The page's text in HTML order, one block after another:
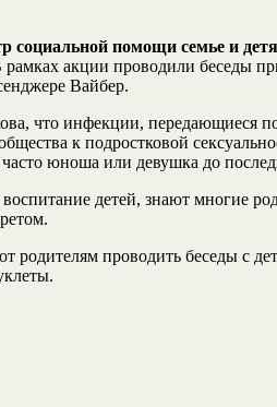
помощи семье и
акции проводили беседы
Вайбер.
что инфекции, передающиеся
к подростковой
юноша или девушка до
детей, знают многие
родителям проводить беседы с